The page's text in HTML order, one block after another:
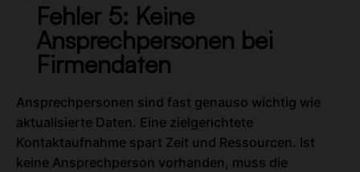
Fehler 5: Keine
Ansprechpersonen bei
Firmendaten
Ansprechpersonen sind fast genauso wichtig wie
aktualisierte Daten. Eine zielgerichtete
Kontaktaufnahme spart Zeit und Ressourcen. Ist
keine Ansprechperson vorhanden, muss die